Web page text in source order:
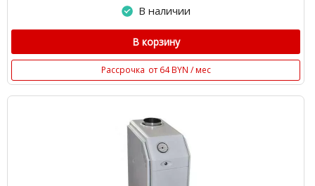
В наличии
В корзину
Рассрочка от 64 BYN / мес